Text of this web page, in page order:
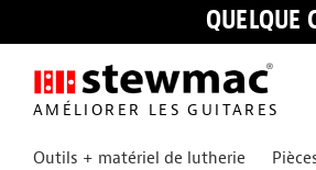
QUELQUE
AMÉLIORER LES GUITARES
Outils + matériel de lutherie